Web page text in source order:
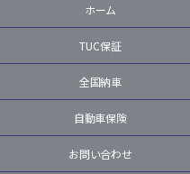
ホーム
TUC保証
全国納車
自動車保険
お問い合わせ